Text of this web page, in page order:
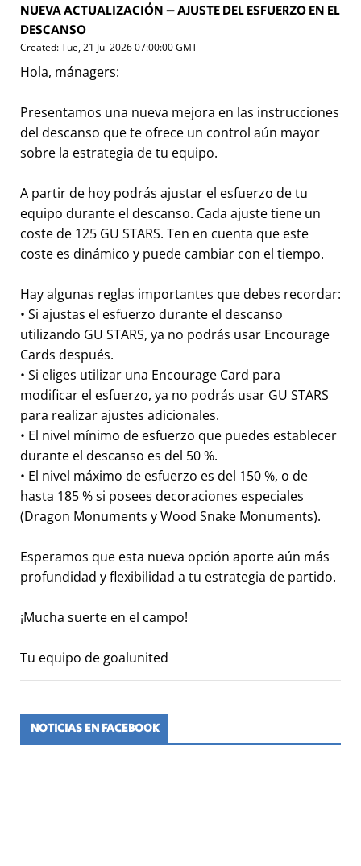
NUEVA ACTUALIZACIÓN – AJUSTE DEL ESFUERZO EN EL
DESCANSO
Created: Tue, 21 Jul 2026 07:00:00 GMT
Hola, mánagers:
Presentamos una nueva mejora en las instrucciones
del descanso que te ofrece un control aún mayor
sobre la estrategia de tu equipo.
A partir de hoy podrás ajustar el esfuerzo de tu
equipo durante el descanso. Cada ajuste tiene un
coste de 125 GU STARS. Ten en cuenta que este
coste es dinámico y puede cambiar con el tiempo.
Hay algunas reglas importantes que debes recordar:
• Si ajustas el esfuerzo durante el descanso
utilizando GU STARS, ya no podrás usar Encourage
Cards después.
• Si eliges utilizar una Encourage Card para
modificar el esfuerzo, ya no podrás usar GU STARS
para realizar ajustes adicionales.
• El nivel mínimo de esfuerzo que puedes establecer
durante el descanso es del 50 %.
• El nivel máximo de esfuerzo es del 150 %, o de
hasta 185 % si posees decoraciones especiales
(Dragon Monuments y Wood Snake Monuments).
Esperamos que esta nueva opción aporte aún más
profundidad y flexibilidad a tu estrategia de partido.
¡Mucha suerte en el campo!
Tu equipo de goalunited
NOTICIAS EN FACEBOOK